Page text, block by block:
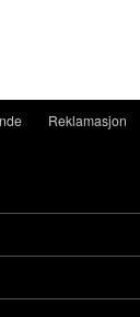
Reklamasjon